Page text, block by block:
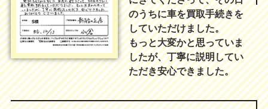
のうちに車を買取手続きを
していただけました。
もっと大変かと思っていま
したが、丁寧に説明してい
ただき安心できました。